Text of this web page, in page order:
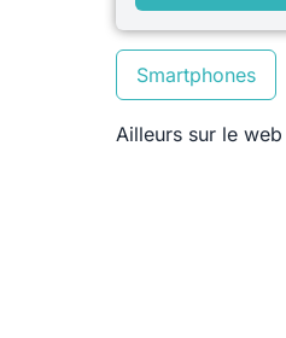
Smartphones
Ailleurs sur le web